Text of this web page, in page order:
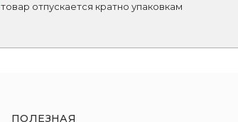
товар отпускается кратно упаковкам
ПОЛЕЗНАЯ